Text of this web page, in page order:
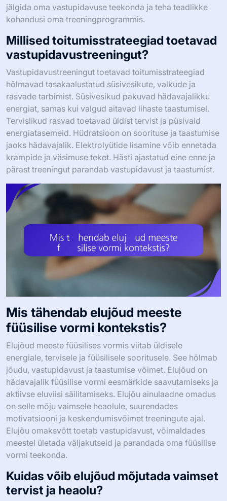
jälgida oma vastupidavuse teekonda ja teha teadlikke
kohandusi oma treeningprogrammis.
Millised toitumisstrateegiad toetavad
vastupidavustreeningut?
Vastupidavustreeningut toetavad toitumisstrateegiad
hõlmavad tasakaalustatud süsivesikute, valkude ja
rasvade tarbimist. Süsivesikud pakuvad hädavajalikku
energiat, samas kui valgud aitavad lihaste taastumisel.
Tervislikud rasvad toetavad üldist tervist ja püsivaid
energiatasemeid. Hüdratsioon on soorituse ja taastumise
jaoks hädavajalik. Elektrolyütide lisamine võib ennetada
krampide ja väsimuse teket. Hästi ajastatud eine enne ja
pärast treeningut parandab vastupidavust ja taastumist.
Mis tähendab elujõud meeste
füüsilise vormi kontekstis?
Elujõud meeste füüsilises vormis viitab üldisele
energiale, tervisele ja füüsilisele sooritusele. See hõlmab
jõudu, vastupidavust ja taastumise võimet. Elujõud on
hädavajalik füüsilise vormi eesmärkide saavutamiseks ja
aktiivse eluviisi säilitamiseks. Elujõu ainulaadne omadus
on selle mõju vaimsele heaolule, suurendades
motivatsiooni ja keskendumisvõimet treeningute ajal.
Elujõu omaksvõtt toetab vastupidavust, võimaldades
meestel ületada väljakutseid ja parandada oma füüsilise
vormi teekonda.
Kuidas võib elujõud mõjutada vaimset
tervist ja heaolu?